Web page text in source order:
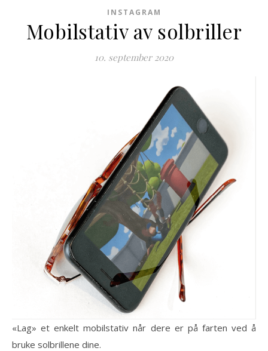
INSTAGRAM
Mobilstativ av solbriller
10. september 2020
«Lag» et enkelt mobilstativ når dere er på farten ved å
bruke solbrillene dine.